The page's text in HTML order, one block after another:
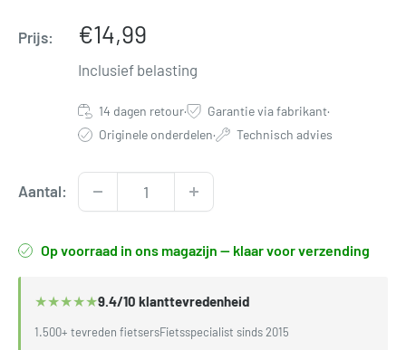
Prijs: Verkoopprijs
€14,99
Inclusief belasting
14 dagen retour· Garantie via fabrikant·
Originele onderdelen· Technisch advies
Aantal:
Op voorraad in ons magazijn — klaar voor verzending
★★★★★9.4/10 klanttevredenheid
1.500+ tevreden fietsersFietsspecialist sinds 2015